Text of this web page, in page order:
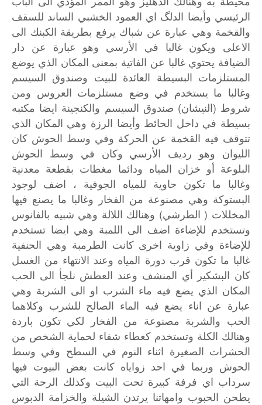
الرئيسي وأيضا الدلگ اي العمود الخشبي الساند للسقف
والقخمة وهي عبارة عن شباك يرفع بطريقة الكبنك الى
الاعلى ويكون غالبا في الأرسي وهو عبارة عن دار
الضيافة يحتوي غالبا عن الفاتية بمعنى المكان الذي يوضع
المستلزمات البسيطة العائدة للبيت وصندوق السيسم
وغالبا ما يستخدم في وضع مستلزمات العروس ومن
شروط (النيشان) صندوق السيسم والكنجينة ايضا مكتبه
بسيطة في داخل الحائط وأيضا الرزة وهي المكان الذي
تتوقف فيه القخمة عن الحركة وفي وسط الحوش كان
الليوان وهو رديف الأرسي وكان في وسط الحوش
البلوعة أو خزان المياه ودائما مغطات بقطعة معدنية
وغالبا ما تكون حاوية للمياه الجوفية ، اضف لوجود
البستوكة وهي مصنوعة من الفخار وغالبا ما يصنع فيها
المخللات ( الطرشي) وهنالك اللالة وهي شبيه بالفانوس
وتستخدم للإضاءة اضف الى اللمبة وهي ايضا تستخدم
للإضاءة وفي زاوية اخرى كانت الطرمبة وهي الحنفية
غالبا ما تكون قرب دورة المياه وعند الانتهاء من الغسل
كان البشكير أي المنشف وعند العطش نلجأ الى الحب
المكان الذي يضع فيه ماء الشرب او الى الشربة وهي
عبارة عن اناء يضع فيه الماء الصالح للشرب وكلاهما
الحب والشربة مصنوعة من الفخار لكي تكون باردة
وهنالك الكلة وتستخدم كغطاء شفاء لحماية الشخص من
الحشرات الصغيرة اثناء النوم في السطح وفي وسط
الحوش وربما في احد زواياه كانت بعض البيوت فيها
سرداب اي فرفة كبيرة تحت البيت وكذلك الرحة التي
يطحن الحبوب وامهاتنا يرتدن الشيلة والخزامة الدبوس